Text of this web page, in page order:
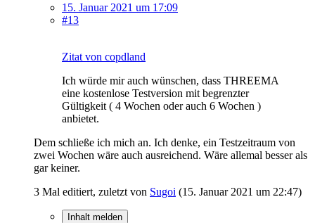
15. Januar 2021 um 17:09
#13
Zitat von copdland
Ich würde mir auch wünschen, dass THREEMA
eine kostenlose Testversion mit begrenzter
Gültigkeit ( 4 Wochen oder auch 6 Wochen )
anbietet.
Dem schließe ich mich an. Ich denke, ein Testzeitraum von
zwei Wochen wäre auch ausreichend. Wäre allemal besser als
gar keiner.
3 Mal editiert, zuletzt von Sugoi (15. Januar 2021 um 22:47)
Inhalt melden